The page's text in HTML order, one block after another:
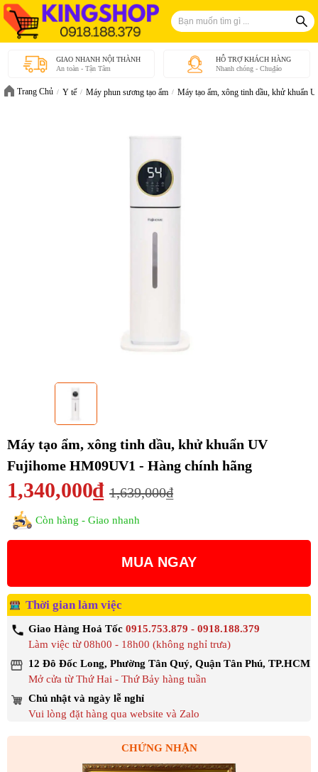
GIAO NHANH NỘI THÀNH
An toàn - Tận Tâm
HỖ TRỢ KHÁCH HÀNG
Nhanh chóng - Chu₫áo
Trang Chủ Y tế Máy phun sương tạo ẩm Máy tạo ẩm, xông tinh dầu, khử khuẩn
Máy tạo ẩm, xông tinh dầu, khử khuẩn UV
Fujihome HM09UV1 - Hàng chính hãng
1,340,000₫ 1,639,000₫
Còn hàng - Giao nhanh
MUA NGAY
Thời gian làm việc
Giao Hàng Hoả Tốc 0915.753.879 - 0918.188.379
Làm việc từ 08h00 - 18h00 (không nghỉ trưa)
12 Đô Đốc Long, Phường Tân Quý, Quận Tân Phú, TP.HCM
Mở cửa từ Thứ Hai - Thứ Bảy hàng tuần
Chủ nhật và ngày lễ nghỉ
Vui lòng đặt hàng qua website và Zalo
CHỨNG NHẬN